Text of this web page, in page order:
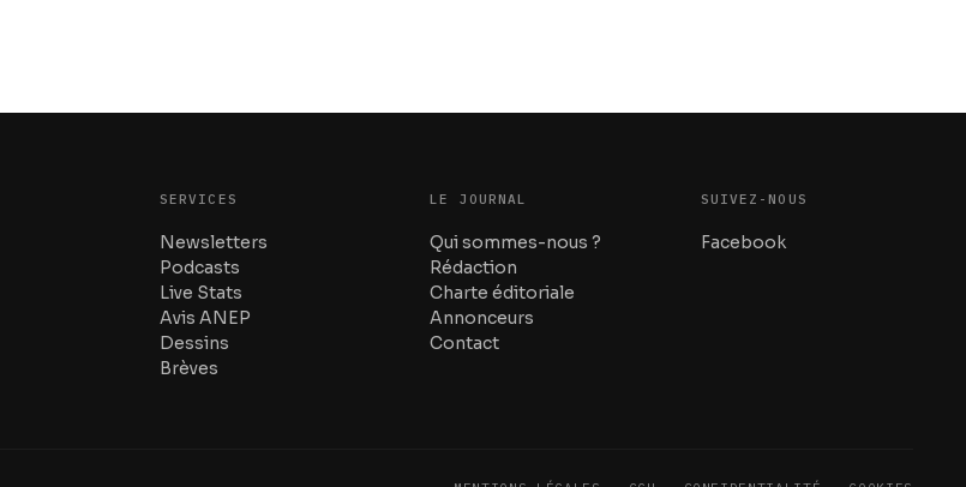
SERVICES
Newsletters
Podcasts
Live Stats
Avis ANEP
Dessins
Brèves
LE JOURNAL
Qui sommes-nous ?
Rédaction
Charte éditoriale
Annonceurs
Contact
SUIVEZ-NOUS
Facebook